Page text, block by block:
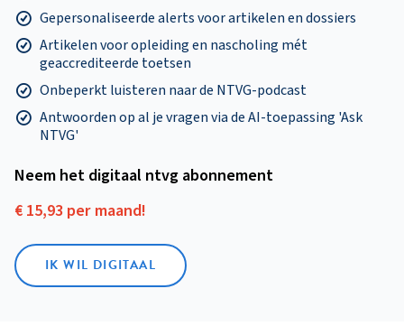
Gepersonaliseerde alerts voor artikelen en dossiers
Artikelen voor opleiding en nascholing mét
geaccrediteerde toetsen
Onbeperkt luisteren naar de NTVG-podcast
Antwoorden op al je vragen via de AI-toepassing 'Ask
NTVG'
Neem het digitaal ntvg abonnement
€ 15,93 per maand!
IK WIL DIGITAAL